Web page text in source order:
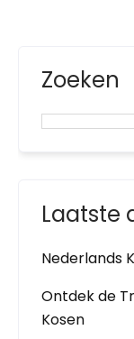
Zoeken
Laatste
Nederlands
Ontdek de
Kosen